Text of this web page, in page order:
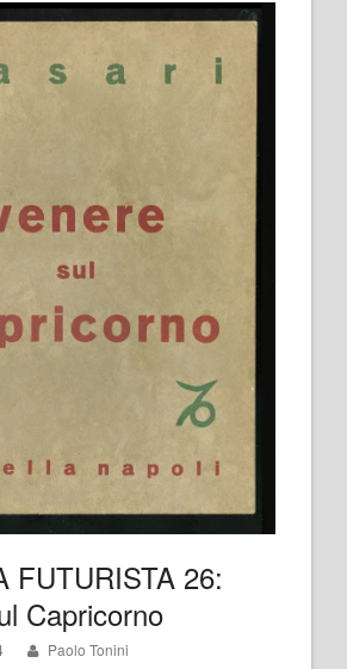
FUTURISTA 26:
Capricorno
Paolo Tonini